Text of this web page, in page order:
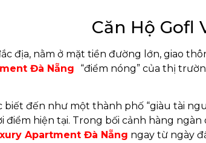
Căn Hộ
địa, nằm ở mặt tiền đường lớn, giao
Đà Nẵng
“điểm nóng” của thị
biết đến như một thành phố “giàu tài
điểm hiện tại. Trong bối cảnh hàng ngàn
Apartment Đà Nẵng ngay từ ngày